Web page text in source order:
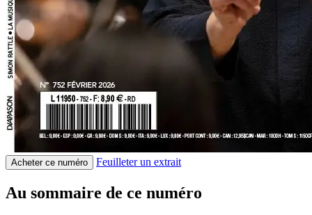
Acheter ce numéro Feuilleter un extrait
Au sommaire de ce numéro